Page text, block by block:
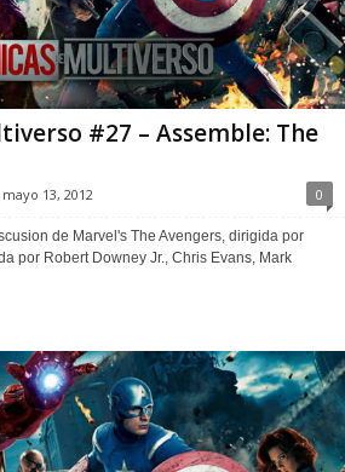
#27 – Assemble: The
mayo 13, 2012 0
de Marvel's The Avengers, dirigida por
por Robert Downey Jr., Chris Evans, Mark